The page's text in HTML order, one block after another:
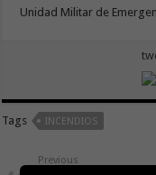
Unidad Militar de
Tags INCENDIOS
Previous